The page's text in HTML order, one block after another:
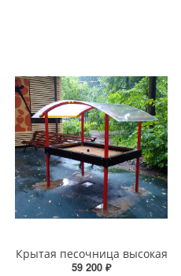
Крытая песочница высокая
59 200 ₽